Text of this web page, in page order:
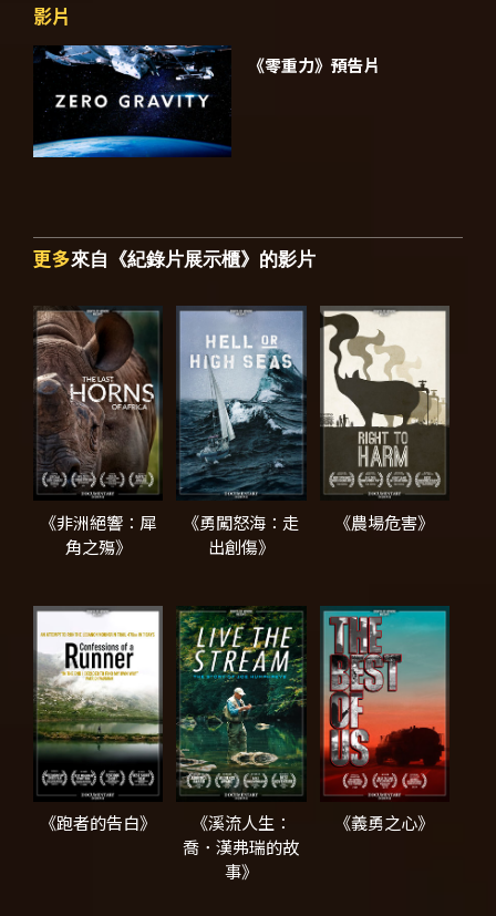
影片
《零重力》預告片
更多來自《紀錄片展示櫃》的影片
《非洲絕響：犀
角之殤》
《勇闖怒海：走
出創傷》
《農場危害》
《跑者的告白》
《溪流人生：
喬．漢弗瑞的故
事》
《義勇之心》